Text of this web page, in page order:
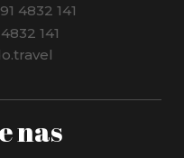
4832 141
141
nas